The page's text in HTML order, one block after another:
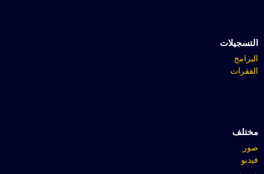
التسجيلات
البرامج
الفقرات
مختلف
صور
فيديو